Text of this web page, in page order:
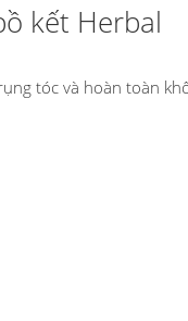
kết Herbal
tóc và hoàn toàn